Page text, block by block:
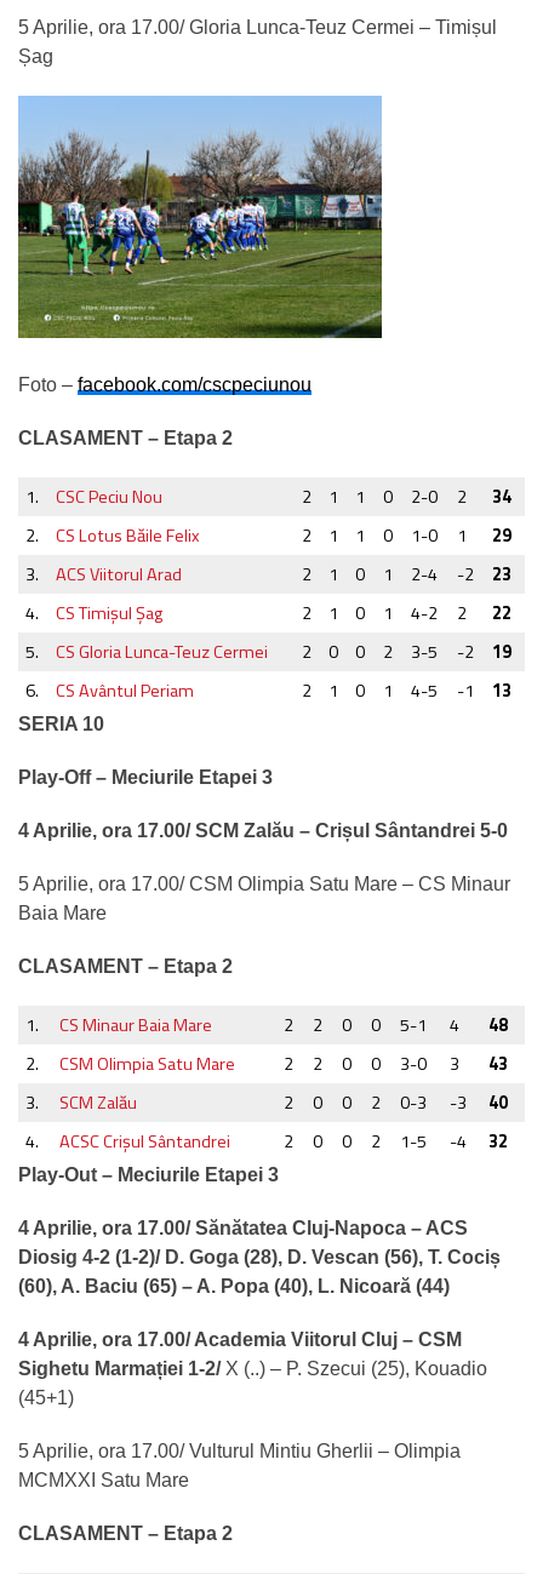
5 Aprilie, ora 17.00/ Gloria Lunca-Teuz Cermei – Timișul
Șag
Foto – facebook.com/cscpeciunou
CLASAMENT – Etapa 2
1. CSC Peciu Nou 2 1 1 0 2-0 2
34
2.
CS Lotus Băile Felix 2 1 1 0 1-0 1
29
3.
ACS Viitorul Arad 2 1 0 1 2-4 -2
23
4.
CS Timişul Şag 2 1 0 1 4-2 2
22
5.
CS Gloria Lunca-Teuz Cermei 2 0 0 2 3-5 -2
19
6.
CS Avântul Periam 2 1 0 1 4-5 -1 13
SERIA 10
Play-Off – Meciurile Etapei 3
4 Aprilie, ora 17.00/ SCM Zalău – Crișul Sântandrei 5-0
5 Aprilie, ora 17.00/ CSM Olimpia Satu Mare – CS Minaur
Baia Mare
CLASAMENT – Etapa 2
1. CS Minaur Baia Mare 2 2 0 0 5-1 4
48
2.
CSM Olimpia Satu Mare 2 2 0 0 3-0 3
43
3.
SCM Zalău 2 0 0 2 0-3 -3
40
4.
ACSC Crişul Sântandrei 2 0 0 2 1-5 -4 32
Play-Out – Meciurile Etapei 3
4 Aprilie, ora 17.00/ Sănătatea Cluj-Napoca – ACS
Diosig 4-2 (1-2)/ D. Goga (28), D. Vescan (56), T. Cociș
(60), A. Baciu (65) – A. Popa (40), L. Nicoară (44)
4 Aprilie, ora 17.00/ Academia Viitorul Cluj – CSM
Sighetu Marmației 1-2/ X (..) – P. Szecui (25), Kouadio
(45+1)
5 Aprilie, ora 17.00/ Vulturul Mintiu Gherlii – Olimpia
MCMXXI Satu Mare
CLASAMENT – Etapa 2